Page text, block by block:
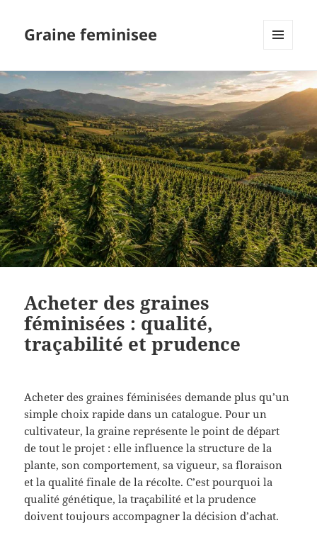
Graine feminisee
WIDGETS
Acheter des graines
féminisées : qualité,
traçabilité et prudence
Acheter des graines féminisées demande plus qu’un
simple choix rapide dans un catalogue. Pour un
cultivateur, la graine représente le point de départ
de tout le projet : elle influence la structure de la
plante, son comportement, sa vigueur, sa floraison
et la qualité finale de la récolte. C’est pourquoi la
qualité génétique, la traçabilité et la prudence
doivent toujours accompagner la décision d’achat.